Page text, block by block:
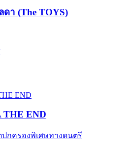
ดา (The TOYS)
THE END